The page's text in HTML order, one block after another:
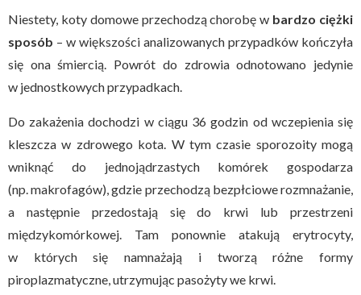
Niestety, koty domowe przechodzą chorobę w bardzo ciężki
sposób – w większości analizowanych przypadków kończyła
się ona śmiercią. Powrót do zdrowia odnotowano jedynie
w jednostkowych przypadkach.
Do zakażenia dochodzi w ciągu 36 godzin od wczepienia się
kleszcza w zdrowego kota. W tym czasie sporozoity mogą
wniknąć do jednojądrzastych komórek gospodarza
(np. makrofagów), gdzie przechodzą bezpłciowe rozmnażanie,
a następnie przedostają się do krwi lub przestrzeni
międzykomórkowej. Tam ponownie atakują erytrocyty,
w których się namnażają i tworzą różne formy
piroplazmatyczne, utrzymując pasożyty we krwi.